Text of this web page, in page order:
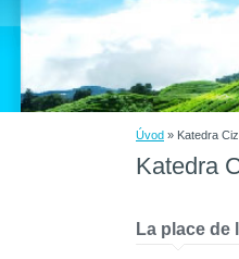
Úvod » Katedra
Katedra
La place de